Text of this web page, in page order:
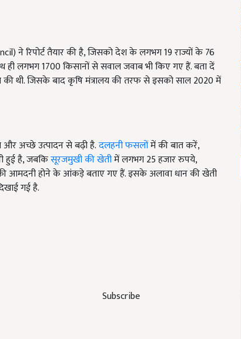
Subscribe
ने रिपोर्ट तैयार की है, जिसको देश के लगभग 19 राज्यों के 76
ही लगभग 1700 किसानों से सवाल जवाब भी किए गए हैं. बता दें
की थी. जिसके बाद कृषि मंत्रालय की तरफ से इसको साल 2020 में
और अच्छे उत्पादन से बढ़ी है.दलहनी फसलोंमें की बात करें,
हुई है, जबकिसूरजमुखी की खेतीमें लगभग 25 हजार रुपये,
आमदनी होने के आंकड़े बताए गए हैं. इसके अलावा धान की खेती
गई है.